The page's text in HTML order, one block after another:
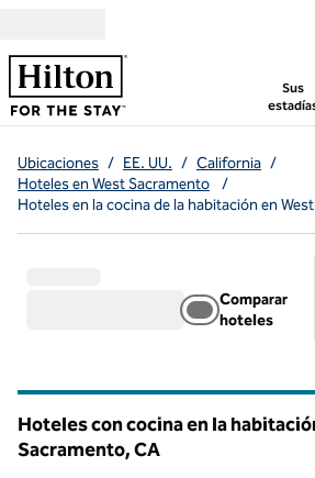
Sus
Ubicaciones / EE. UU. / California /
Hoteles en West Sacramento
/
Hoteles en la cocina de la habitación en
Comparar
hoteles
Hoteles con cocina en la
Sacramento,CA